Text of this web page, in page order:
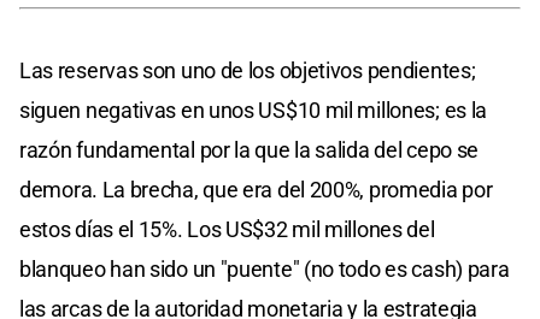
Las reservas son uno de los objetivos pendientes;
siguen negativas en unos US$10 mil millones; es la
razón fundamental por la que la salida del cepo se
demora. La brecha, que era del 200%, promedia por
estos días el 15%. Los US$32 mil millones del
blanqueo han sido un "puente" (no todo es cash) para
las arcas de la autoridad monetaria y la estrategia